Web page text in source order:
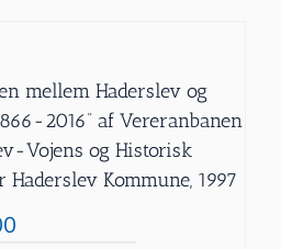
mellem Haderslev og
2016” af Vereranbanen
Vojens og Historisk
Kommune, 1997